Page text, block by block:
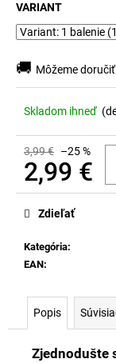
VARIANT
🚚 Môžeme
Skladom ihneď (
3,99 € –25 %
2,99 €
Jednotková
cena:
Kategória:
EAN:
Zdieľať
Popis
Zjednodušte